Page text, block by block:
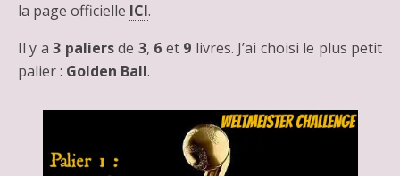
la page officielle ICI.
Il y a3 paliersde 3, 6 et 9 livres. J’ai choisi le plus petit
palier : Golden Ball.